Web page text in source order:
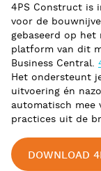
4PS Construct is
voor de
gebaseerd op het
platform van dit
Business Central.
Het ondersteunt
uitvoering én
automatisch mee
practices uit de
DOWNLOAD